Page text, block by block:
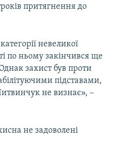
притягнення до
невеликої
по ньому закінчився ще
захист був проти
підставами,
не визнає», –
не задоволені